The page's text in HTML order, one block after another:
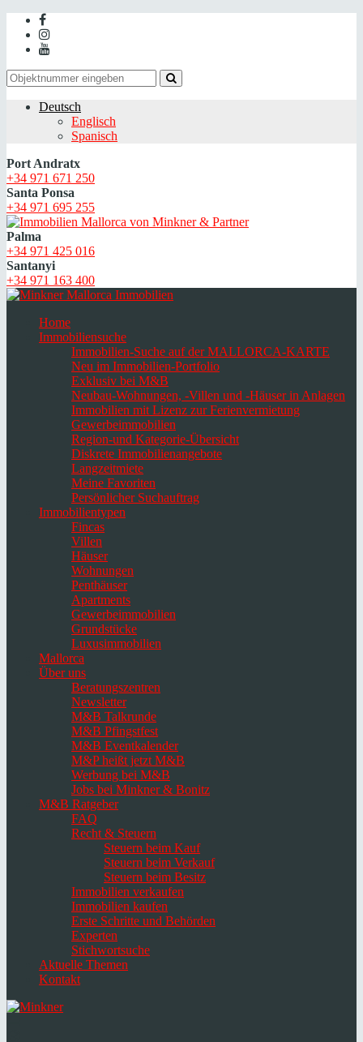
Deutsch
Englisch
Spanisch
Port Andratx
+34 971 671 250
Santa Ponsa
+34 971 695 255
Palma
+34 971 425 016
Santanyi
+34 971 163 400
Home
Immobiliensuche
Immobilien-Suche auf der MALLORCA-KARTE
Neu im Immobilien-Portfolio
Exklusiv bei M&B
Neubau-Wohnungen, -Villen und -Häuser in Anlagen
Immobilien mit Lizenz zur Ferienvermietung
Gewerbeimmobilien
Region-und Kategorie-Übersicht
Diskrete Immobilienangebote
Langzeitmiete
Meine Favoriten
Persönlicher Suchauftrag
Immobilientypen
Fincas
Villen
Häuser
Wohnungen
Penthäuser
Apartments
Gewerbeimmobilien
Grundstücke
Luxusimmobilien
Mallorca
Über uns
Beratungszentren
Newsletter
M&B Talkrunde
M&B Pfingstfest
M&B Eventkalender
M&P heißt jetzt M&B
Werbung bei M&B
Jobs bei Minkner & Bonitz
M&B Ratgeber
FAQ
Recht & Steuern
Steuern beim Kauf
Steuern beim Verkauf
Steuern beim Besitz
Immobilien verkaufen
Immobilien kaufen
Erste Schritte und Behörden
Experten
Stichwortsuche
Aktuelle Themen
Kontakt